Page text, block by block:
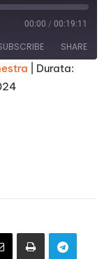
00:00 / 00:19:11
SHARE
Durata: